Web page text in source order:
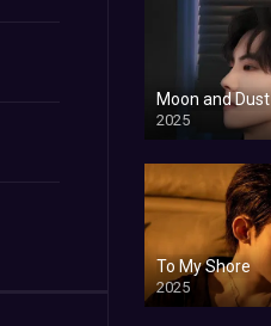
Moon and Dust
2025
To My Shore
2025